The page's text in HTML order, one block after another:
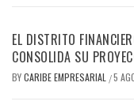
EL DISTRITO
CONSOLIDA SU
BYCARIBE EMPRESARIAL /5